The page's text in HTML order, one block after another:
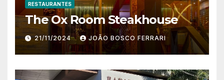
RESTAURANTES
The Ox Room Steakhouse
21/11/2024 JOÃO BOSCO FERRARI